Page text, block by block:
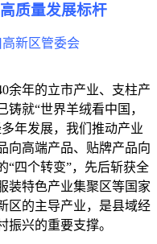
质量发展标杆
新区管委会
年的立市产业、支柱产
就“世界羊绒看中国，
年发展，我们推动产业
向高端产品、贴牌产品向
“四个转变”，先后斩获全
装特色产业集聚区等国家
区的主导产业，是县域经
兴的重要支撑。